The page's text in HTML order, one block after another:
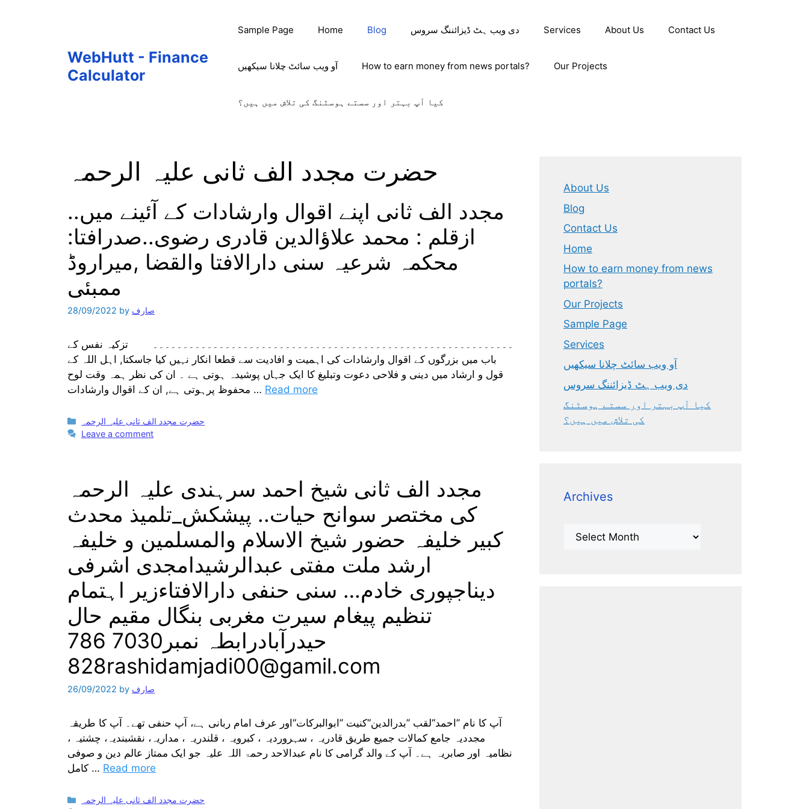
WebHutt - Finance
Calculator
Sample Page Home Blog دی ویب ہٹ ڈیزائننگ سروس Services About Us Contact Us
آو ویب سائٹ چلانا سیکھیں How to earn money from news portals? Our Projects
کیا آپ بہتر اور سستے ہوسٹنگ کی تلاش میں ہیں؟
حضرت مجدد الف ثانی علیہ الرحمہ
مجدد الف ثانی اپنے اقوال وارشادات کے آئینے میں..
ازقلم : محمد علاؤالدین قادری رضوی..صدرافتا:
محکمہ شرعیہ سنی دارالافتا والقضا ,میراروڈ
ممبئی
28/09/2022 by صارف
۔۔۔۔۔۔۔۔۔۔۔۔۔۔۔۔۔۔۔۔۔۔۔۔۔۔۔۔۔۔۔۔۔۔۔۔۔۔۔۔۔۔۔۔۔۔۔۔۔۔۔۔۔۔۔۔۔۔۔۔ تزکیہ نفس کے
باب میں بزرگوں کے اقوال وارشادات کی اہمیت و افادیت سے قطعا انکار نہیں کیا جاسکتا, اہل اللہ کے
قول و ارشاد میں دینی و فلاحی دعوت وتبلیغ کا ایک جہاں پوشیدہ ہوتی ہے ۔ ان کی نظر ہمہ وقت لوح
محفوظ پرہوتی ہے, ان کے اقوال وارشادات … Read more
Categories
حضرت مجدد الف ثانی علیہ الرحمہ
Leave a comment
مجدد الف ثانی شیخ احمد سرہندی علیہ الرحمہ
کی مختصر سوانح حیات.. پیشکش_تلمیذ محدث
کبیر خلیفہ حضور شیخ الاسلام والمسلمین و خلیفہ
ارشد ملت مفتی عبدالرشیدامجدی اشرفی
دیناجپوری خادم… سنی حنفی دارالافتاءزیر اہتمام
تنظیم پیغام سیرت مغربی بنگال مقیم حال
حیدرآبادرابطہ نمبر7030 786
828rashidamjadi00@gamil.com
26/09/2022 by صارف
آپ کا نام ’’احمد‘‘لقب ’’بدرالدین‘‘کنیت ’’ابوالبرکات‘‘اور عرف امام ربانی ہے، آپ حنفی تھے۔ آپ کا طریقہ
مجددیہ جامع کمالات جمیع طریق قادریہ ، سہروردیہ ، کبرویہ ، قلندریہ ، مداریہ، نقشبندیہ، چشتیہ ،
نظامیہ اور صابریہ ہے۔ آپ کے والد گرامی کا نام عبدالاحد رحمۃ اللہ علیہ جو ایک ممتاز عالم دین و صوفی
کامل … Read more
Categories
حضرت مجدد الف ثانی علیہ الرحمہ
About Us
Blog
Contact Us
Home
How to earn money from news
portals?
Our Projects
Sample Page
Services
آو ویب سائٹ چلانا سیکھیں
دی ویب ہٹ ڈیزائننگ سروس
کیا آپ بہتر اور سستے ہوسٹنگ
کی تلاش میں ہیں؟
Archives
Archives